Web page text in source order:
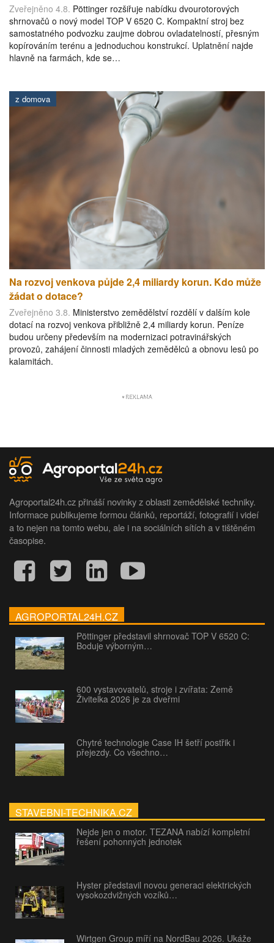
Zveřejněno 4.8. Pöttinger rozšiřuje nabídku dvourotorových
shrnovačů o nový model TOP V 6520 C. Kompaktní stroj bez
samostatného podvozku zaujme dobrou ovladatelností, přesným
kopírováním terénu a jednoduchou konstrukcí. Uplatnění najde
hlavně na farmách, kde se…
z domova
Na rozvoj venkova půjde 2,4 miliardy korun. Kdo může
žádat o dotace?
Zveřejněno 3.8. Ministerstvo zemědělství rozdělí v dalším kole
dotací na rozvoj venkova přibližně 2,4 miliardy korun. Peníze
budou určeny především na modernizaci potravinářských
provozů, zahájení činnosti mladých zemědělců a obnovu lesů po
kalamitách.
Agroportal24h.cz přináší novinky z oblasti zemědělské techniky.
Informace publikujeme formou článků, reportáží, fotografií i videí
a to nejen na tomto webu, ale i na sociálních sítích a v tištěném
časopise.
AGROPORTAL24H.CZ
Pöttinger představil shrnovač TOP V 6520 C:
Boduje výborným…
600 vystavovatelů, stroje i zvířata: Země
Živitelka 2026 je za dveřmi
Chytré technologie Case IH šetří postřik i
přejezdy. Co všechno…
STAVEBNI-TECHNIKA.CZ
Nejde jen o motor. TEZANA nabízí kompletní
řešení pohonných jednotek
Hyster představil novou generaci elektrických
vysokozdvižných vozíků…
Wirtgen Group míří na NordBau 2026. Ukáže